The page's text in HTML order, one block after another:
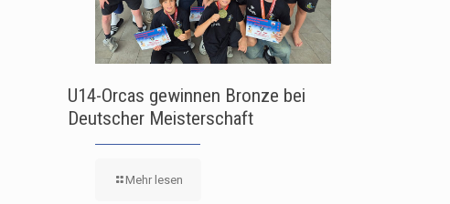
U14-Orcas gewinnen Bronze bei
Deutscher Meisterschaft
Mehr lesen